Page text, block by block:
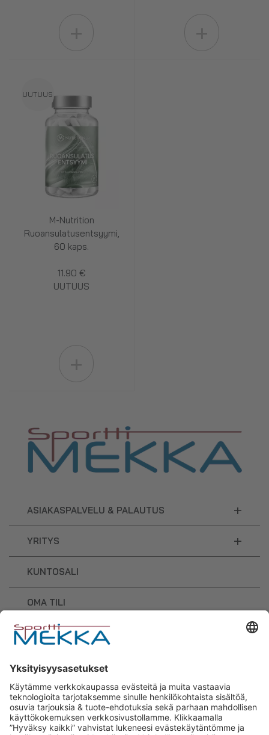
M-Nutrition
Ruoansulatusentsyymi,
60 kaps.
11.90 €
UUTUUS
UUTUUS
ASIAKASPALVELU & PALAUTUS +
YRITYS +
KUNTOSALI
OMA TILI
OSTOSKORI
Sporttimekka – lisäravinteiden ja
urheilutarvikkeiden osaaja